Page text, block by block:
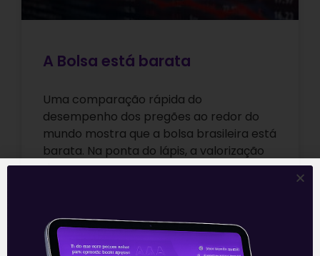
A Bolsa está barata
Uma comparação rápida do
desempenho dos pregões ao redor do
mundo mostra que a bolsa brasileira está
barata. Na ponta do lápis, a valorização
do
22/04/2021